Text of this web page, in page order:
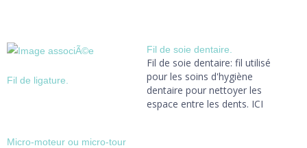
Fil de ligature.
Fil de soie dentaire.
Fil de soie dentaire: fil utilisé
pour les soins d'hygiène
dentaire pour nettoyer les
espace entre les dents. ICI
Micro-moteur ou micro-tour